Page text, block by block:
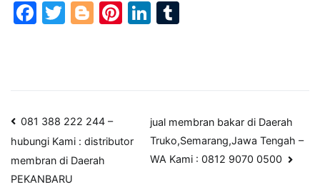
Facebook
Twitter
Blogger
Pinterest
LinkedIn
Post
navigation
081 388 222 244 –
hubungi Kami : distributor
membran di Daerah
PEKANBARU
jual membran bakar di Daerah
Truko,Semarang,Jawa Tengah –
WA Kami : 0812 9070 0500